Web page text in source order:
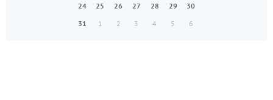
24
25 26 27 28 29
30
31
1 2 3 4 5 6